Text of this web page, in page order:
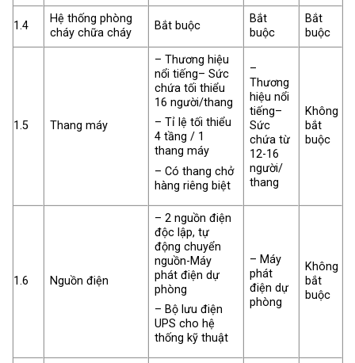
1.4
Hệ thống phòng
cháy chữa cháy
Bắt buộc
Bắt
buộc
Bắt
buộc
1.5 Thang máy
– Thương hiệu
nổi tiếng– Sức
chứa tối thiểu
16 người/thang
– Tỉ lệ tối thiểu
4 tầng / 1
thang máy
– Có thang chở
hàng riêng biệt
–
Thương
hiệu nổi
tiếng–
Sức
chứa từ
12-16
người/
thang
Không
bắt
buộc
1.6 Nguồn điện
– 2 nguồn điện
độc lập, tự
động chuyển
nguồn-Máy
phát điện dự
phòng
– Bộ lưu điện
UPS cho hệ
thống kỹ thuật
– Máy
phát
điện dự
phòng
Không
bắt
buộc